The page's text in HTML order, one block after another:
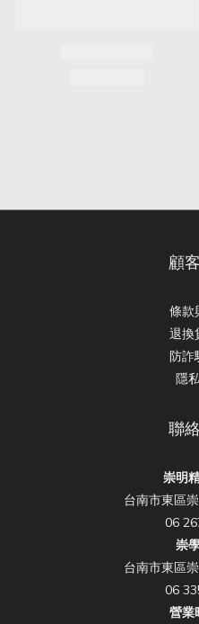
顧
條款
退換
防詐
隱
聯
崇明
台南市東區
06
崇
台南市東區
06
營業